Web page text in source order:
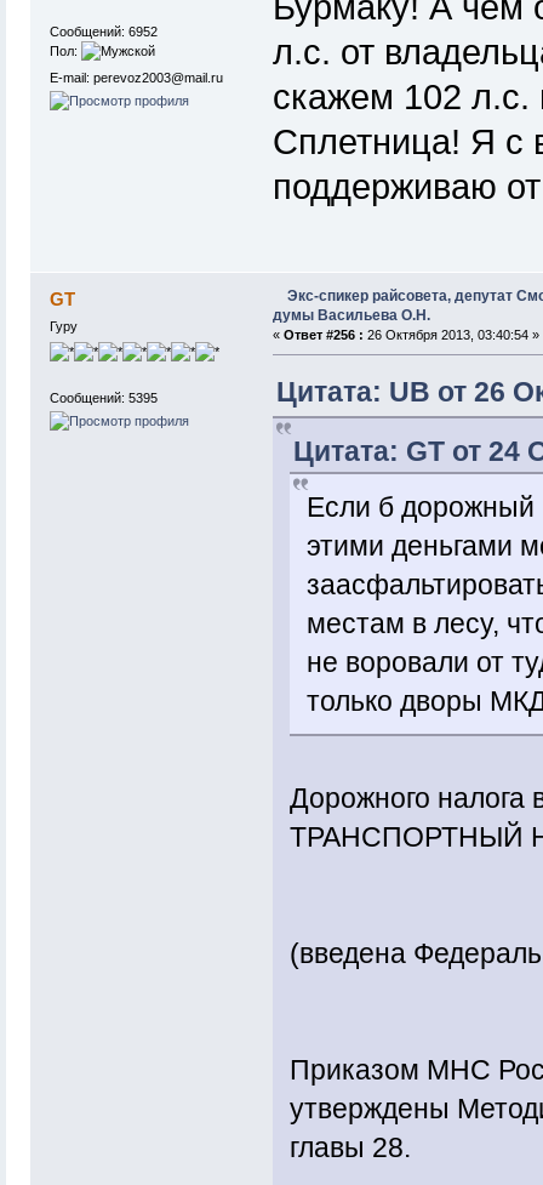
Сообщений: 6952
Пол:
E-mail: perevoz2003@mail.ru
л.с. от
скажем 102
Сплетница! Я с
поддерживаю
GT
Гуру
Сообщений: 5395
Экс-спикер райсовета, депутат
думы Васильева О.Н.
« Ответ #256 : 26 Октября 2013, 03:40:54 »
Цитата: UB от 26
Цитата: GT от 24
Если б дорожный
этими деньгами
местам в лесу,
не воровали от
только дворы
Дорожного налога
ТРАНСПОРТНЫЙ
(введена
Приказом МНС
утверждены
главы 28.